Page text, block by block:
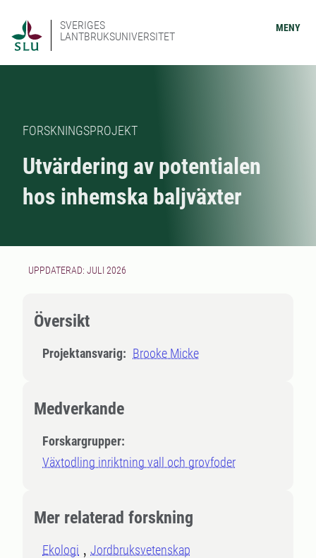
SVERIGES
LANTBRUKSUNIVERSITET
MENY
FORSKNINGSPROJEKT
Utvärdering av potentialen
hos inhemska baljväxter
UPPDATERAD: JULI 2026
Översikt
Projektansvarig: Brooke Micke
Medverkande
Forskargrupper:
Växtodling inriktning vall och grovfoder
Mer relaterad forskning
Ekologi Jordbruksvetenskap